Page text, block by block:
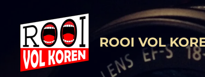
direct
hoofdinhoud
ROOI VOL